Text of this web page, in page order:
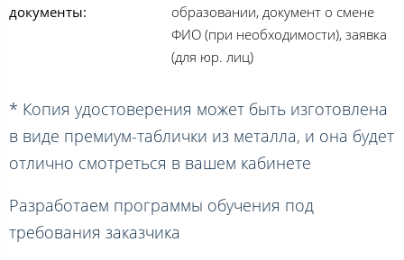
документы:
образовании, документ о смене
ФИО (при необходимости), заявка
(для юр. лиц)
* Копия удостоверения может быть изготовлена
в виде премиум-таблички из металла, и она будет
отлично смотреться в вашем кабинете
Разработаем программы обучения под
требования заказчика